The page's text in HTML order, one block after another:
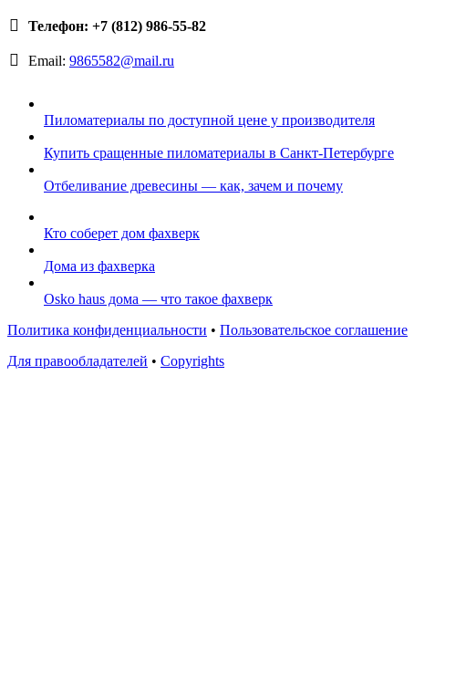
Телефон: +7 (812) 986-55-82
Email: 9865582@mail.ru
Пиломатериалы по доступной цене у производителя
Купить сращенные пиломатериалы в Санкт-Петербурге
Отбеливание древесины — как, зачем и почему
Кто соберет дом фахверк
Дома из фахверка
Osko haus дома — что такое фахверк
Политика конфиденциальности • Пользовательское соглашение
Для правообладателей • Copyrights